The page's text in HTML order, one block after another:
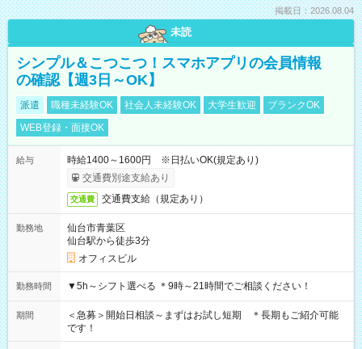
掲載日：2026.08.04
未読
シンプル＆こつこつ！スマホアプリの会員情報
の確認【週3日～OK】
派遣 職種未経験OK 社会人未経験OK 大学生歓迎
ブランクOK
WEB登録・面接OK
給与
時給1400～1600円 ※日払いOK(規定あり)
交通費別途支給あり
交通費 交通費支給（規定あり）
勤務地
仙台市青葉区
仙台駅から徒歩3分
オフィスビル
勤務時間 ▼5h～シフト選べる ＊9時～21時間でご相談ください！
期間
＜急募＞開始日相談～まずはお試し短期 ＊長期もご紹介可能
です！